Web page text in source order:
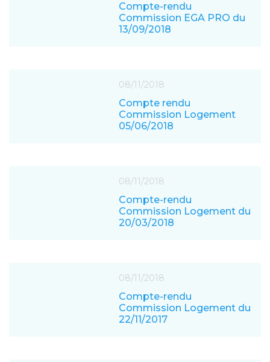
Compte-rendu
Commission EGA PRO du
13/09/2018
08/11/2018
Compte rendu
Commission Logement
05/06/2018
08/11/2018
Compte-rendu
Commission Logement du
20/03/2018
08/11/2018
Compte-rendu
Commission Logement du
22/11/2017